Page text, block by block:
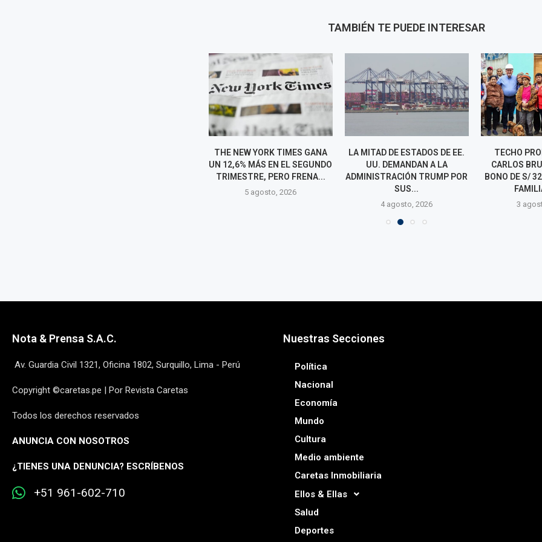
TAMBIÉN TE PUEDE INTERESAR
THE NEW YORK TIMES GANA
UN 12,6% MÁS EN EL SEGUNDO
TRIMESTRE, PERO FRENA...
5 agosto, 2026
LA MITAD DE ESTADOS DE EE.
UU. DEMANDAN A LA
ADMINISTRACIÓN TRUMP POR
SUS...
4 agosto, 2026
TECHO
CARLOS
BONO DE S/
3
Nota & Prensa S.A.C.
Av. Guardia Civil 1321, Oficina 1802, Surquillo, Lima - Perú
Copyright ©caretas.pe | Por Revista Caretas
Todos los derechos reservados
ANUNCIA CON NOSOTROS
¿TIENES UNA DENUNCIA? ESCRÍBENOS
+51 961-602-710
Nuestras Secciones
Política
Nacional
Economía
Mundo
Cultura
Medio ambiente
Caretas Inmobiliaria
Ellos & Ellas
Salud
Deportes